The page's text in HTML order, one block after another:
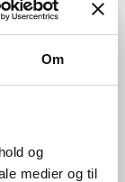
Om
og
medier og til